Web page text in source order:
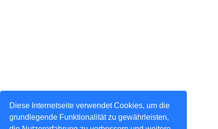
Diese Internetseite verwendet Cookies, um die
grundlegende Funktionalität zu gewährleisten,